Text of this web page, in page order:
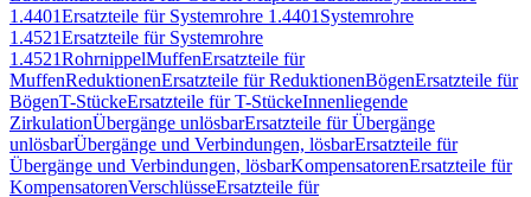
1.4401Ersatzteile für Systemrohre 1.4401 Systemrohre
1.4521Ersatzteile für Systemrohre
1.4521RohrnippelMuffenErsatzteile für
MuffenReduktionenErsatzteile für ReduktionenBögenErsatzteile für
BögenT-StückeErsatzteile für T-StückeInnenliegende
ZirkulationÜbergänge unlösbarErsatzteile für Übergänge
unlösbarÜbergänge und Verbindungen, lösbarErsatzteile für
Übergänge und Verbindungen, lösbarKompensatorenErsatzteile für
KompensatorenVerschlüsseErsatzteile für